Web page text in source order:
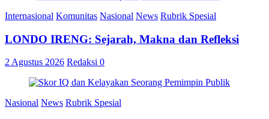
Internasional Komunitas Nasional News Rubrik Spesial
LONDO IRENG: Sejarah, Makna dan Refleksi
2 Agustus 2026 Redaksi 0
Nasional News Rubrik Spesial